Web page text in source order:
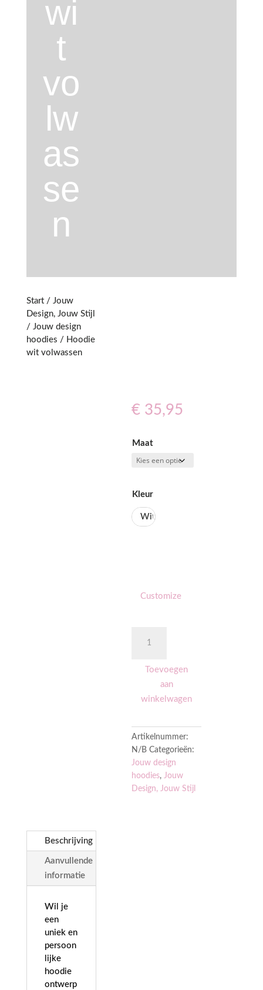
wi
t
vo
lw
as
se
n
Start/ Jouw
Design, Jouw Stijl
/ Jouw design
hoodies / Hoodie
wit volwassen
€35,95
Maat
Kleur
Wit
Customize
aantalToevoegen
aan
winkelwagen
Artikelnummer:
N/B Categorieën:
Jouw design
hoodies, Jouw
Design, Jouw Stijl
Beschrijving
Aanvullende
informatie
Wil je
een
uniek en
persoon
lijke
hoodie
ontwerp